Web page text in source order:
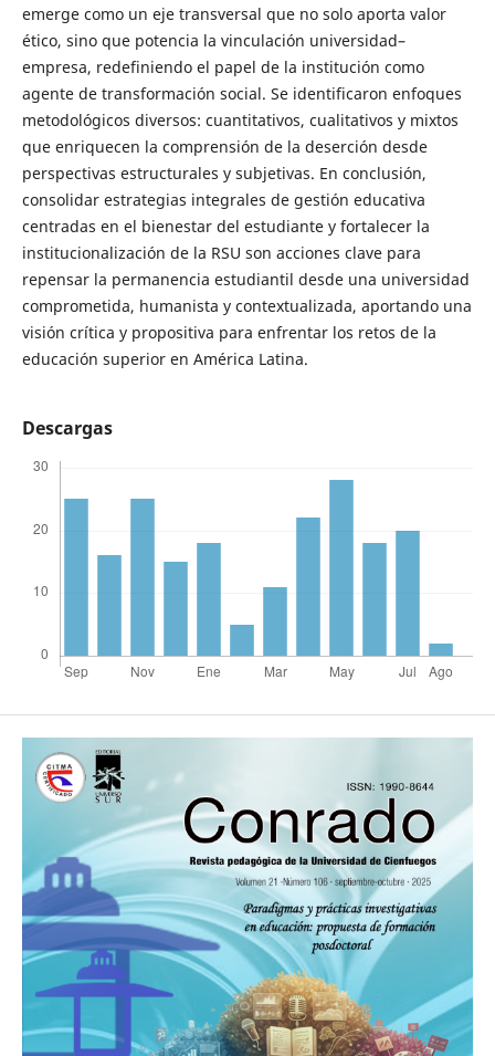
emerge como un eje transversal que no solo aporta valor
ético, sino que potencia la vinculación universidad–
empresa, redefiniendo el papel de la institución como
agente de transformación social. Se identificaron enfoques
metodológicos diversos: cuantitativos, cualitativos y mixtos
que enriquecen la comprensión de la deserción desde
perspectivas estructurales y subjetivas. En conclusión,
consolidar estrategias integrales de gestión educativa
centradas en el bienestar del estudiante y fortalecer la
institucionalización de la RSU son acciones clave para
repensar la permanencia estudiantil desde una universidad
comprometida, humanista y contextualizada, aportando una
visión crítica y propositiva para enfrentar los retos de la
educación superior en América Latina.
Descargas